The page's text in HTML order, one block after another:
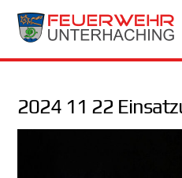
Skip
2024 11 22